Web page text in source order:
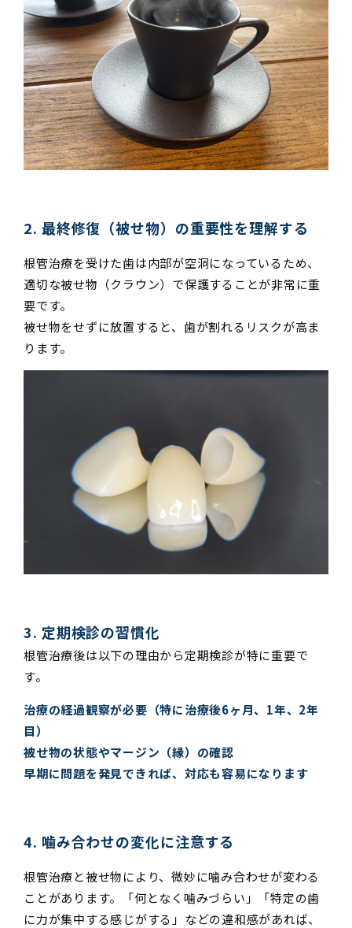
2. 最終修復（被せ物）の重要性を理解する
根管治療を受けた歯は内部が空洞になっているため、
適切な被せ物（クラウン）で保護することが非常に重
要です。
被せ物をせずに放置すると、歯が割れるリスクが高ま
ります。
3. 定期検診の習慣化
根管治療後は以下の理由から定期検診が特に重要で
す。
治療の経過観察が必要（特に治療後6ヶ月、1年、2年
目）
被せ物の状態やマージン（縁）の確認
早期に問題を発見できれば、対応も容易になります
4. 噛み合わせの変化に注意する
根管治療と被せ物により、微妙に噛み合わせが変わる
ことがあります。「何となく噛みづらい」「特定の歯
に力が集中する感じがする」などの違和感があれば、